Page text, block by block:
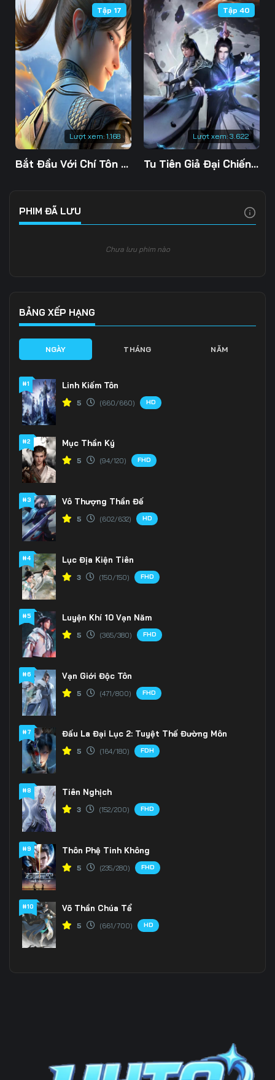
Lượt xem: 1.168
Tập 17
Bắt Đầu Với Chí Tôn Đan Điền
Lượt xem: 3.622
Tập 40
Tu Tiên Giả Đại Chiến Siêu Năng Lực 3D
PHIM ĐÃ LƯU
Chưa lưu phim nào
BẢNG XẾP HẠNG
NGÀY THÁNG NĂM
#1 Linh Kiếm Tôn
5 (660/660) HD
#2 Mục Thần Ký
5 (94/120) FHD
#3 Vô Thượng Thần Đế
5 (602/632) HD
#4 Lục Địa Kiện Tiên
3 (150/150) FHD
#5 Luyện Khí 10 Vạn Năm
5 (365/380) FHD
#6 Vạn Giới Độc Tôn
5 (471/800) FHD
#7 Đấu La Đại Lục 2: Tuyệt Thế Đường Môn
5 (164/180) FDH
#8 Tiên Nghịch
3 (152/200) FHD
#9 Thôn Phệ Tinh Không
5 (235/280) FHD
#10 Võ Thần Chúa Tể
5 (661/700) HD